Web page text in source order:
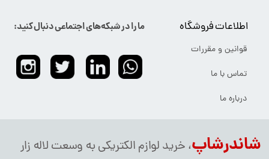
شاندرشاپ، خرید لوازم الکتریکی به وسعت لاله زار
ما را در شبکه‌های اجتماعی دنبال کنید: اطلاعات فروشگاه
قوانین و مقررات
تماس با ما
درباره ما